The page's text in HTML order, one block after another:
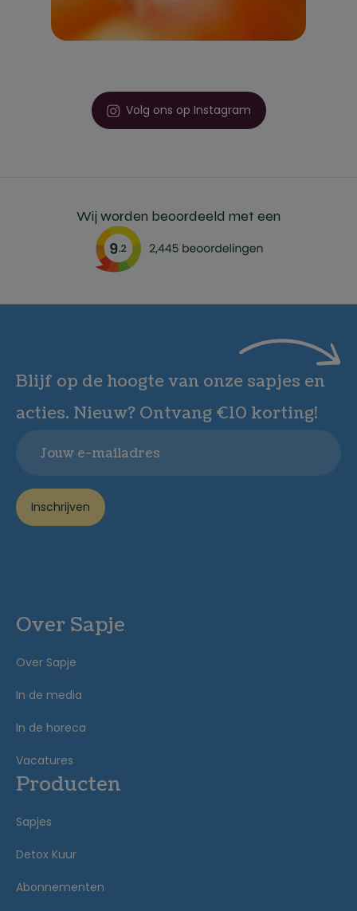
Volg ons op Instagram
Wij worden beoordeeld met een
Blijf op de hoogte van onze sapjes en
acties. Nieuw? Ontvang €10 korting!
Inschrijven
Over Sapje
Over Sapje
In de media
In de horeca
Vacatures
Producten
Sapjes
Detox Kuur
Abonnementen